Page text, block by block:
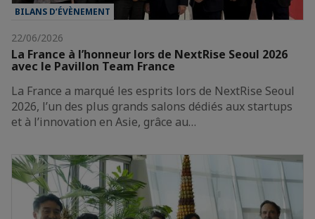
BILANS D’ÉVÈNEMENT
22/06/2026
La France à l’honneur lors de NextRise Seoul 2026
avec le Pavillon Team France
La France a marqué les esprits lors de NextRise Seoul
2026, l’un des plus grands salons dédiés aux startups
et à l’innovation en Asie, grâce au…